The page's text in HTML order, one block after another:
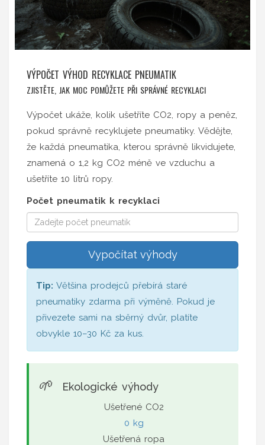
VÝPOČET VÝHOD RECYKLACE PNEUMATIK
ZJISTĚTE, JAK MOC POMŮŽETE PŘI SPRÁVNÉ RECYKLACI
Výpočet ukáže, kolik ušetříte CO2, ropy a peněz,
pokud správně recyklujete pneumatiky. Vědějte,
že každá pneumatika, kterou správně likvidujete,
znamená o 1,2 kg CO2 méně ve vzduchu a
ušetříte 10 litrů ropy.
Počet pneumatik k recyklaci
Vypočítat výhody
Tip: Většina prodejců přebírá staré
pneumatiky zdarma při výměně. Pokud je
přivezete sami na sběrný dvůr, platíte
obvykle 10–30 Kč za kus.
🌱 Ekologické výhody
Ušetřené CO2
0 kg
Ušetřená ropa